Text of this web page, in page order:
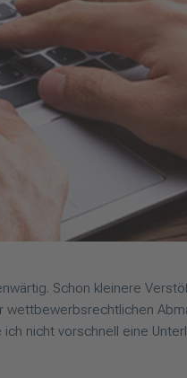
Schon kleinere
nicht vorschnell eine